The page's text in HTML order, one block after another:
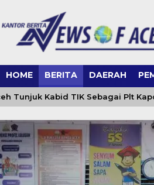
HOME BERITA DAERAH
Kabid TIK Sebagai Plt